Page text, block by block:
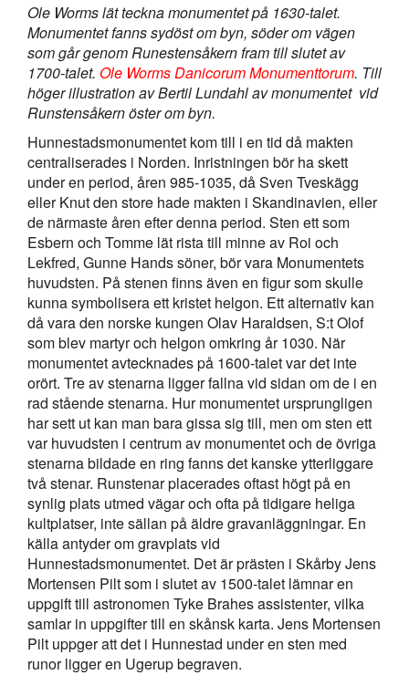
Ole Worms lät teckna monumentet på 1630-talet.
Monumentet fanns sydöst om byn, söder om vägen
som går genom Runestensåkern fram till slutet av
1700-talet. Ole Worms Danicorum Monumenttorum. Till
höger illustration av Bertil Lundahl av monumentet vid
Runstensåkern öster om byn.
Hunnestadsmonumentet kom till i en tid då makten
centraliserades i Norden. Inristningen bör ha skett
under en period, åren 985-1035, då Sven Tveskägg
eller Knut den store hade makten i Skandinavien, eller
de närmaste åren efter denna period. Sten ett som
Esbern och Tomme lät rista till minne av Roi och
Lekfred, Gunne Hands söner, bör vara Monumentets
huvudsten. På stenen finns även en figur som skulle
kunna symbolisera ett kristet helgon. Ett alternativ kan
då vara den norske kungen Olav Haraldsen, S:t Olof
som blev martyr och helgon omkring år 1030. När
monumentet avtecknades på 1600-talet var det inte
orört. Tre av stenarna ligger fallna vid sidan om de i en
rad stående stenarna. Hur monumentet ursprungligen
har sett ut kan man bara gissa sig till, men om sten ett
var huvudsten i centrum av monumentet och de övriga
stenarna bildade en ring fanns det kanske ytterliggare
två stenar. Runstenar placerades oftast högt på en
synlig plats utmed vägar och ofta på tidigare heliga
kultplatser, inte sällan på äldre gravanläggningar. En
källa antyder om gravplats vid
Hunnestadsmonumentet. Det är prästen i Skårby Jens
Mortensen Pilt som i slutet av 1500-talet lämnar en
uppgift till astronomen Tyke Brahes assistenter, vilka
samlar in uppgifter till en skånsk karta. Jens Mortensen
Pilt uppger att det i Hunnestad under en sten med
runor ligger en Ugerup begraven.